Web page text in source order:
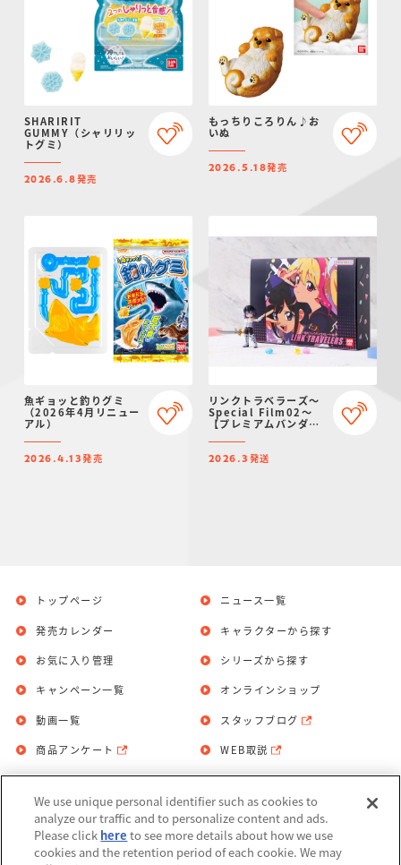
SHARIRIT
GUMMY（シャリリッ
トグミ）
2026.6.8発売
もっちりころりん♪お
いぬ
2026.5.18発売
魚ギョッと釣りグミ
（2026年4月リニュー
アル）
2026.4.13発売
リンクトラベラーズ～
Special Film02～
【プレミアムバンダイ
2026.3 発送
トップページ
発売カレンダー
お気に入り管理
ニュース一覧
キャラクターから探す
シリーズから探す
キャンペーン一覧
動画一覧
商品アンケート
オンラインショップ
スタッフブログ
WEB取説
お問い合わせ 個人情報保護方針
利用規約
We use unique personal identifier such as cookies to
analyze our traffic and to personalize content and ads.
Please click here to see more details about how we use
cookies and the retention period of each cookie. We may